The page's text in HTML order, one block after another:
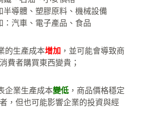
半導體、塑膠原料、機械設備
：汽車、電子產品、食品
的生產成本增加 ，並可能會導致商
費者購買東西變貴；
企業生產成本變低 ，商品價格穩定
，但也可能影響企業的投資與經